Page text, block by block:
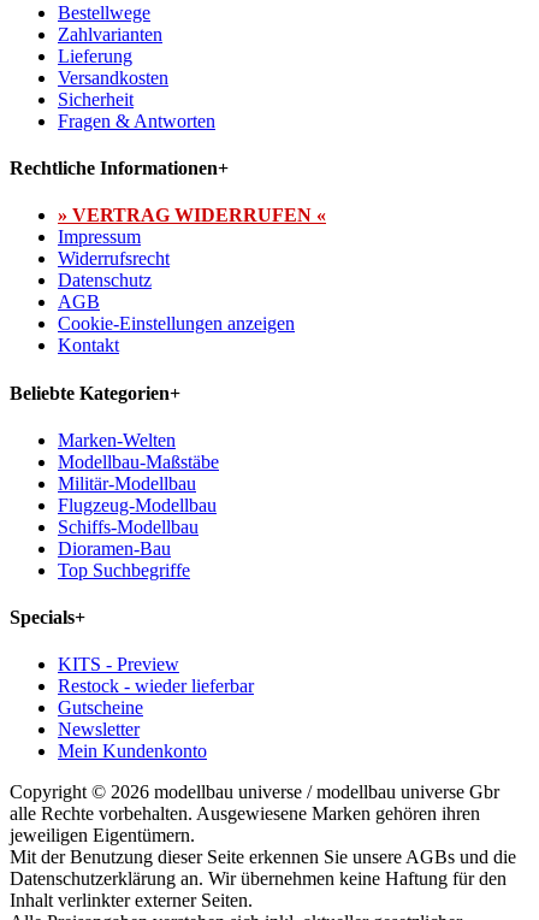
Bestellwege
Zahlvarianten
Lieferung
Versandkosten
Sicherheit
Fragen & Antworten
Rechtliche Informationen+
» VERTRAG WIDERRUFEN «
Impressum
Widerrufsrecht
Datenschutz
AGB
Cookie-Einstellungen anzeigen
Kontakt
Beliebte Kategorien+
Marken-Welten
Modellbau-Maßstäbe
Militär-Modellbau
Flugzeug-Modellbau
Schiffs-Modellbau
Dioramen-Bau
Top Suchbegriffe
Specials+
KITS - Preview
Restock - wieder lieferbar
Gutscheine
Newsletter
Mein Kundenkonto
Copyright © 2026 modellbau universe / modellbau universe Gbr
alle Rechte vorbehalten. Ausgewiesene Marken gehören ihren
jeweiligen Eigentümern.
Mit der Benutzung dieser Seite erkennen Sie unsere AGBs und die
Datenschutzerklärung an. Wir übernehmen keine Haftung für den
Inhalt verlinkter externer Seiten.